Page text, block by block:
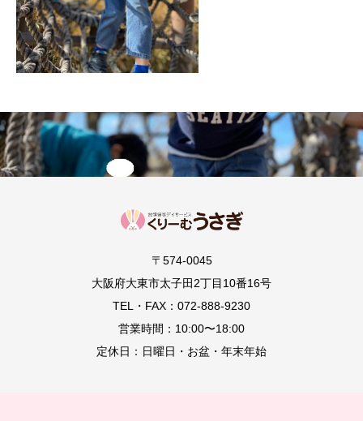
〒574-0045
大阪府大東市太子田2丁目10番16号
TEL・FAX：072-888-9230
営業時間：10:00〜18:00
定休日：日曜日・お盆・年末年始